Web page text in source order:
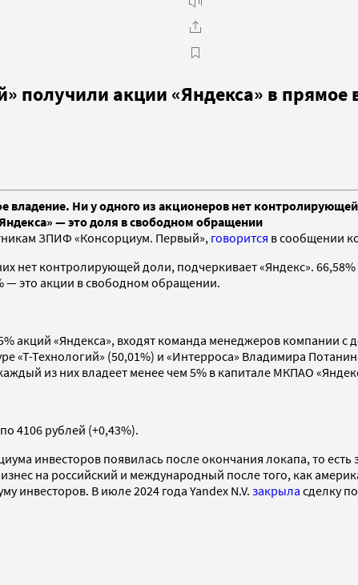
получили акции «Яндекса» в прямое
владение. Ни у одного из акционеров нет
— это доля в свободном обращении
ЗПИФ «Консорциум. Первый», говорится в сообщении
нет контролирующей доли, подчеркивает «Яндекс».
это акции в свободном обращении.
акций «Яндекса», входят команда менеджеров компании с
«Т-Технологий» (50,01%) и «Интерроса» Владимира
из них владеет менее чем 5% в капитале МКПАО
по 4106 рублей (+0,43%).
инвесторов появилась после окончания локапа, то
на российский и международный после того, как
инвесторов. В июле 2024 года Yandex N.V. закрыла сделку